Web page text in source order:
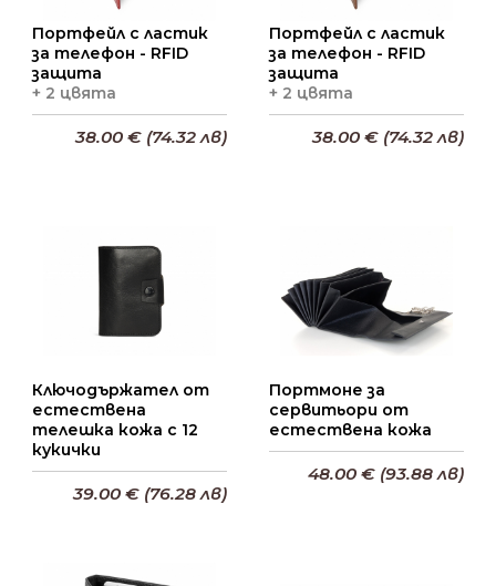
Портфейл с ластик
за телефон - RFID
защита
+ 2 цвята
38.00 € (74.32 лв)
Портфейл с ластик
за телефон - RFID
защита
+ 2 цвята
38.00 € (74.32 лв)
Ключодържател от
естествена
телешка кожа с 12
кукички
39.00 € (76.28 лв)
Портмоне за
сервитьори от
естествена кожа
48.00 € (93.88 лв)